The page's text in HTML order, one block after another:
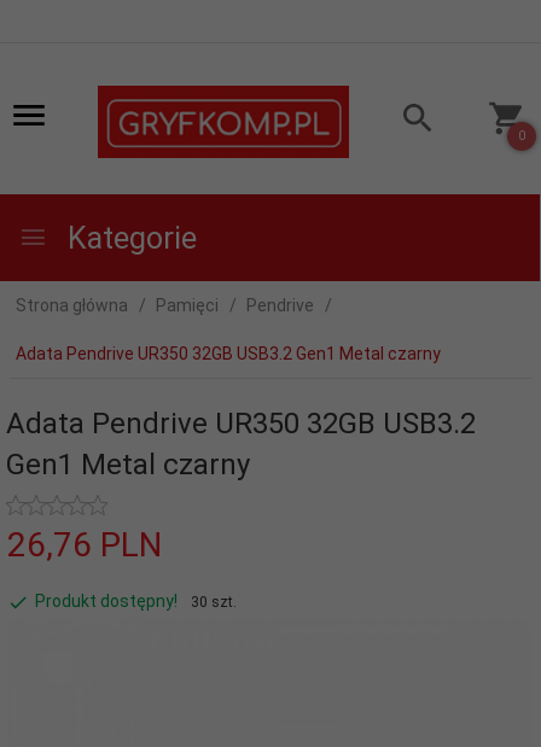
0
Kategorie
Strona główna Pamięci Pendrive
Adata Pendrive UR350 32GB USB3.2 Gen1 Metal czarny
Adata Pendrive UR350 32GB USB3.2
Gen1 Metal czarny
26,76 PLN
Produkt dostępny! 30 szt.